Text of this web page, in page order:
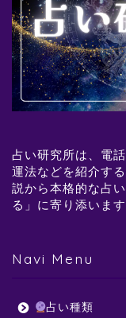
占い研究所は、電
運法などを紹介す
説から本格的な占
る」に寄り添います
Navi Menu
占い種類